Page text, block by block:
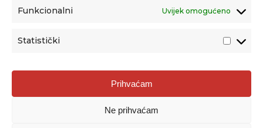
Funkcionalni Uvijek omogućeno
Statistički
Prihvaćam
Ne prihvaćam
Agencija za odgoj i obrazovanje
Donje Svetice 38, 10000 Zagreb
1778129